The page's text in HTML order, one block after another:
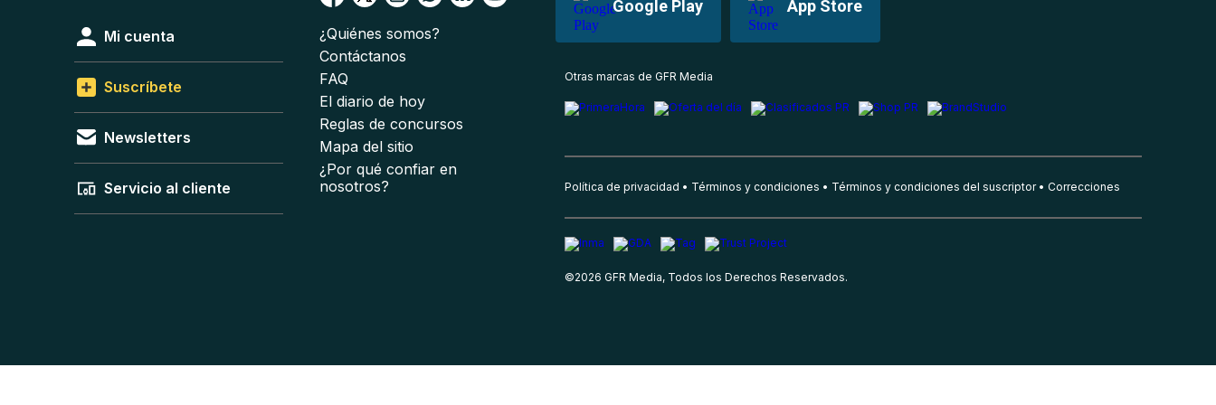
Google Play App Store
Mi cuenta
Suscríbete
Newsletters
Servicio al cliente
¿Quiénes somos?
Contáctanos
FAQ
El diario de hoy
Reglas de concursos
Mapa del sitio
¿Por qué confiar en
nosotros?
Otras marcas de GFR Media
Política de privacidad Términos y condiciones Términos y condiciones del suscriptor Correcciones
©2026 GFR Media, Todos los Derechos Reservados.